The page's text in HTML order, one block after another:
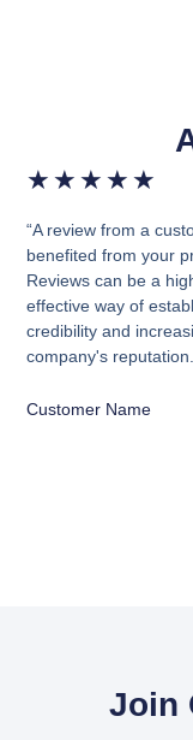
★ ★ ★ ★ ★
“A review from a
benefited from your
Reviews can be a
effective way of
credibility and
company's
Customer Name
Join